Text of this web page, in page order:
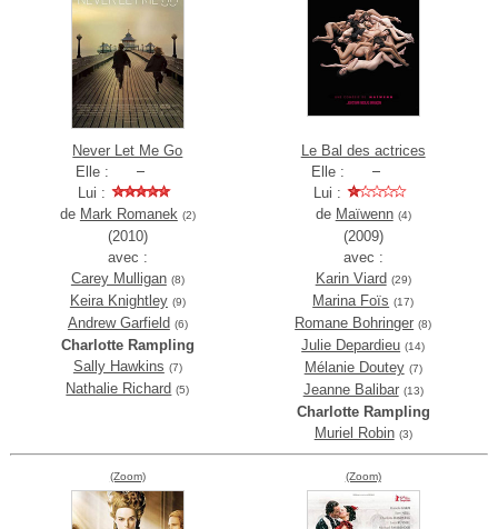
Never Let Me Go
Elle :
Lui :
de Mark Romanek (2)
(2010)
avec :
Carey Mulligan (8)
Keira Knightley (9)
Andrew Garfield (6)
Charlotte Rampling
Sally Hawkins (7)
Nathalie Richard (5)
Le Bal des actrices
Elle :
Lui :
de Maïwenn (4)
(2009)
avec :
Karin Viard (29)
Marina Foïs (17)
Romane Bohringer (8)
Julie Depardieu (14)
Mélanie Doutey (7)
Jeanne Balibar (13)
Charlotte Rampling
Muriel Robin (3)
(Zoom) (Zoom)